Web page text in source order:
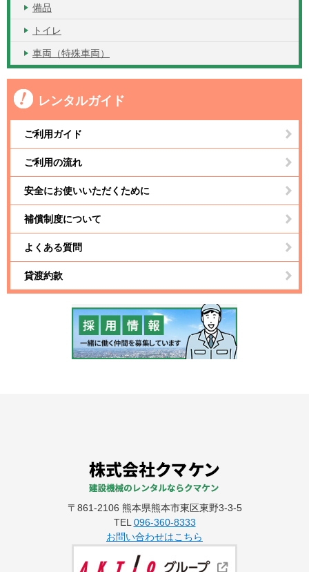
備品
トイレ
車両（特殊車両）
レンタルガイド
ご利用ガイド
ご利用の流れ
安全にお使いいただくために
補償制度について
よくある質問
貸渡約款
〒861-2106 熊本県熊本市東区東野3-3-5
TEL096-360-8333
お問い合わせはこちら